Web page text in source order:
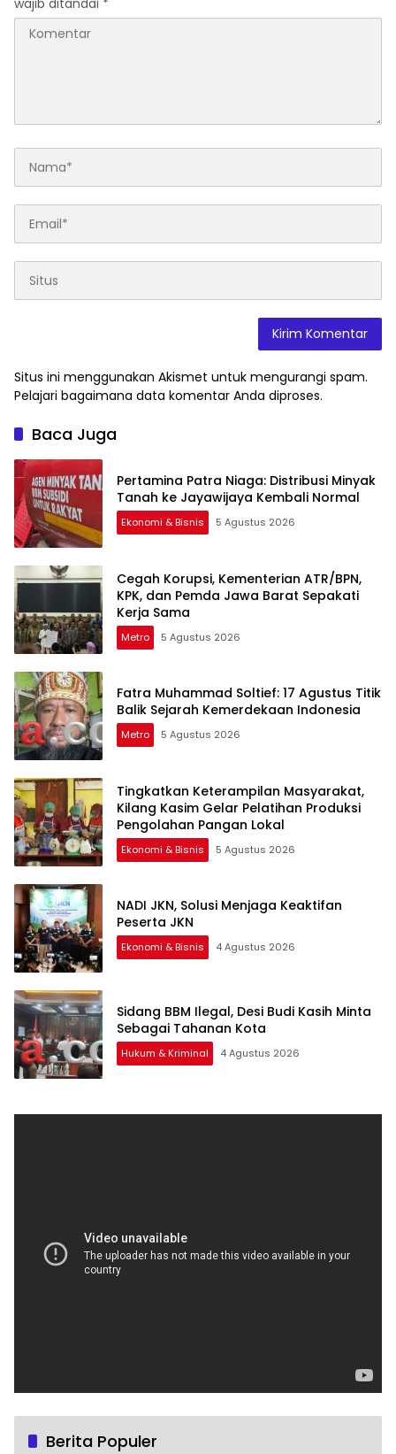
wajib ditandai *
Situs ini menggunakan Akismet untuk mengurangi spam.
Pelajari bagaimana data komentar Anda diproses.
Baca Juga
Pertamina Patra Niaga: Distribusi Minyak
Tanah ke Jayawijaya Kembali Normal
Ekonomi & Bisnis 5 Agustus 2026
Cegah Korupsi, Kementerian ATR/BPN,
KPK, dan Pemda Jawa Barat Sepakati
Kerja Sama
Metro 5 Agustus 2026
Fatra Muhammad Soltief: 17 Agustus Titik
Balik Sejarah Kemerdekaan Indonesia
Metro 5 Agustus 2026
Tingkatkan Keterampilan Masyarakat,
Kilang Kasim Gelar Pelatihan Produksi
Pengolahan Pangan Lokal
Ekonomi & Bisnis 5 Agustus 2026
NADI JKN, Solusi Menjaga Keaktifan
Peserta JKN
Ekonomi & Bisnis 4 Agustus 2026
Sidang BBM Ilegal, Desi Budi Kasih Minta
Sebagai Tahanan Kota
Hukum & Kriminal 4 Agustus 2026
Berita Populer